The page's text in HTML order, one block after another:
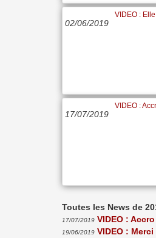
02/06/2019
VIDEO :
17/07/2019
VIDEO :
Toutes les News de
17/07/2019 VIDEO :
19/06/2019 VIDEO :